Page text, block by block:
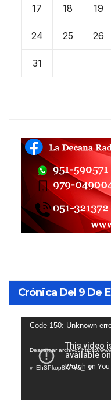
17 18 19
24 25 26
31
Crónica Del 9 De
Reproductor
vídeo
Code 150: Unknown
Descargar archivo: https://
v=EhSPkop8KPY&_=1